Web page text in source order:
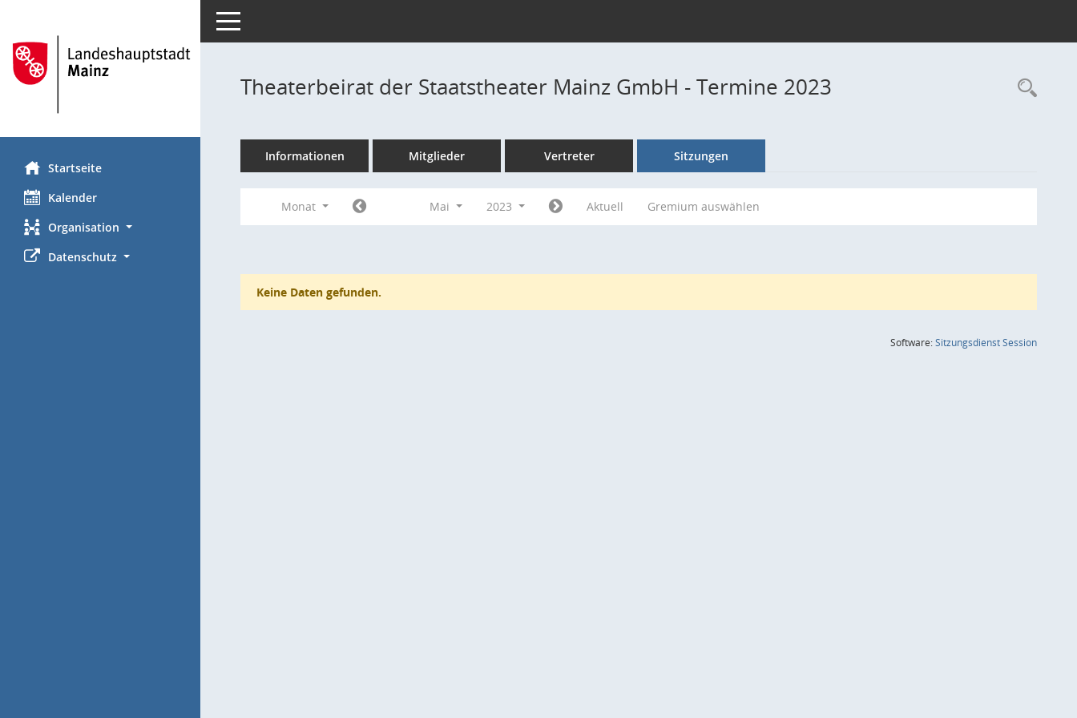
Startseite
Kalender
Organisation
Datenschutz
Toggle navigation
Theaterbeirat der Staatstheater Mainz GmbH - Termine 2023
Informationen Mitglieder Vertreter Sitzungen
Monat Mai 2023 Aktuell Gremium auswählen
Keine Daten gefunden.
Software:SitzungsdienstSession(Wird in